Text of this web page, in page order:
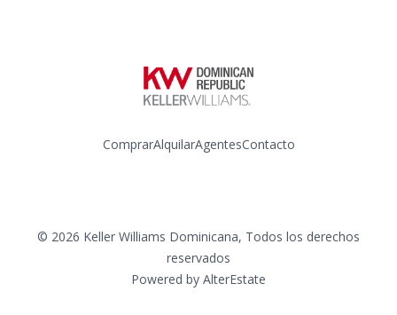
ComprarAlquilarAgentesContacto
© 2026 Keller Williams Dominicana, Todos los derechos
reservados
Powered by AlterEstate